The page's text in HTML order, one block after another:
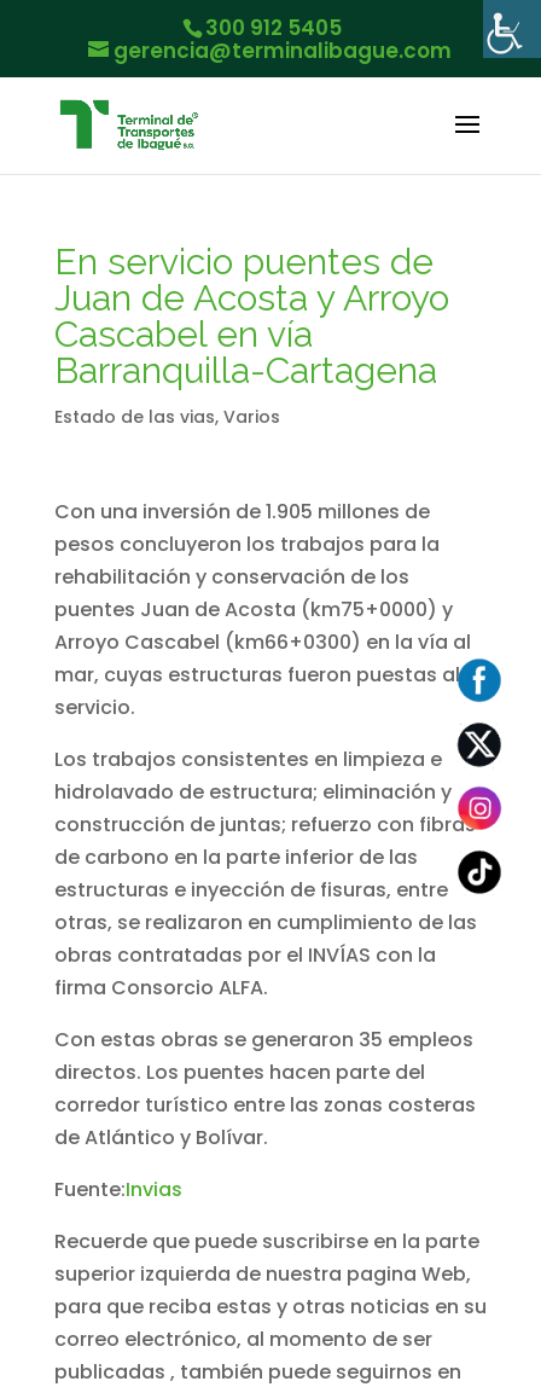
300 912 5405
gerencia@terminalibague.com
En servicio puentes de
Juan de Acosta y Arroyo
Cascabel en vía
Barranquilla-Cartagena
Estado de las vias, Varios
Con una inversión de 1.905 millones de
pesos concluyeron los trabajos para la
rehabilitación y conservación de los
puentes Juan de Acosta (km75+0000) y
Arroyo Cascabel (km66+0300) en la vía al
mar, cuyas estructuras fueron puestas al
servicio.
Los trabajos consistentes en limpieza e
hidrolavado de estructura; eliminación y
construcción de juntas; refuerzo con fibras
de carbono en la parte inferior de las
estructuras e inyección de fisuras, entre
otras, se realizaron en cumplimiento de las
obras contratadas por el INVÍAS con la
firma Consorcio ALFA.
Con estas obras se generaron 35 empleos
directos. Los puentes hacen parte del
corredor turístico entre las zonas costeras
de Atlántico y Bolívar.
Fuente:Invias
Recuerde que puede suscribirse en la parte
superior izquierda de nuestra pagina Web,
para que reciba estas y otras noticias en su
correo electrónico, al momento de ser
publicadas , también puede seguirnos en